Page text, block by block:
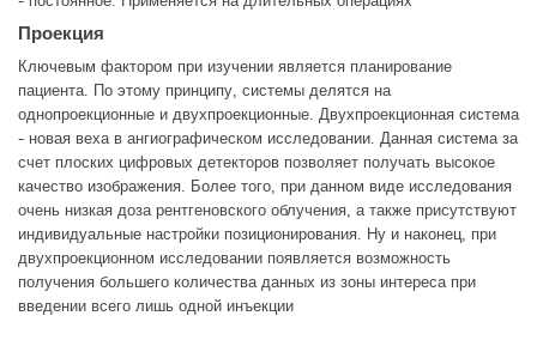
Проекция
Ключевым фактором при изучении является планирование
пациента. По этому принципу, системы делятся на
однопроекционные и двухпроекционные. Двухпроекционная система
- новая веха в ангиографическом исследовании. Данная система за
счет плоских цифровых детекторов позволяет получать высокое
качество изображения. Более того, при данном виде исследования
очень низкая доза рентгеновского облучения, а также присутствуют
индивидуальные настройки позиционирования. Ну и наконец, при
двухпроекционном исследовании появляется возможность
получения большего количества данных из зоны интереса при
введении всего лишь одной инъекции